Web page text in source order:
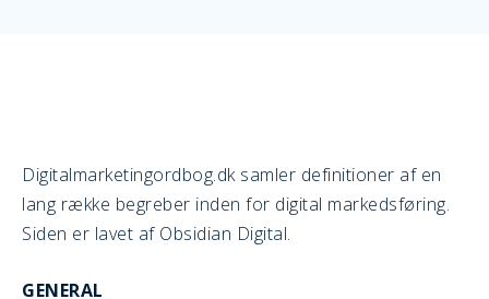
Digitalmarketingordbog.dk samler definitioner af en
lang række begreber inden for digital markedsføring.
Siden er lavet af Obsidian Digital.
GENERAL